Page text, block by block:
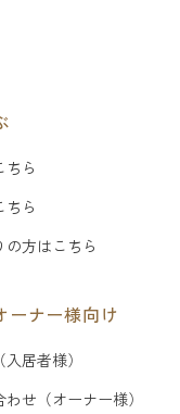
ちら
ら
方はこちら
ーナー様向け
居者様）
せ（オーナー様）